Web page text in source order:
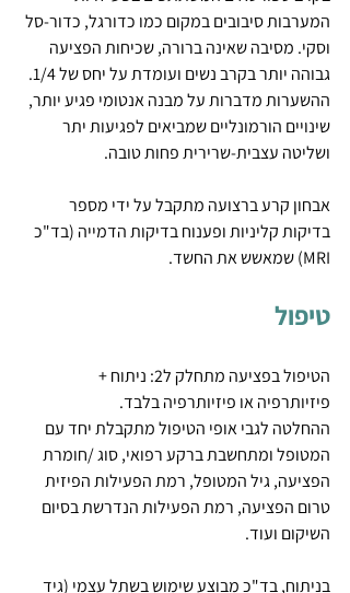
המערבות סיבובים במקום כמו כדורגל, כדור-סל
וסקי. מסיבה שאינה ברורה, שכיחות הפציעה
גבוהה יותר בקרב נשים ועומדת על יחס של 1/4.
ההשערות מדברות על מבנה אנטומי פגיע יותר,
שינויים הורמונליים שמביאים לפגיעות יתר
ושליטה עצבית-שרירית פחות טובה.
אבחון קרע ברצועה מתקבל על ידי מספר
בדיקות קליניות ופענוח בדיקות הדמייה (בד"כ
MRI) שמאשש את החשד.
טיפול
הטיפול בפציעה מתחלק ל2: ניתוח +
פיזיותרפיה או פיזיותרפיה בלבד.
ההחלטה לגבי אופי הטיפול מתקבלת יחד עם
המטופל ומתחשבת ברקע רפואי, סוג /חומרת
הפציעה, גיל המטופל, רמת הפעילות הפיזית
טרום הפציעה, רמת הפעילות הנדרשת בסיום
השיקום ועוד.
בניתוח, בד"כ מבוצע שימוש בשתל עצמי (גיד